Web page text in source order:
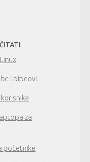
i pipeovi
korisnike
za
početnike